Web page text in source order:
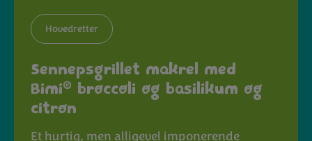
Hovedretter
Sennepsgrillet makrel med
Bimi® broccoli og basilikum og
citron
Et hurtig, men alligevel imponerende